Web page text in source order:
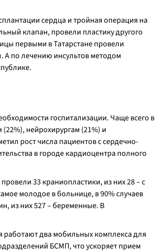
сердца и тройная операция на
клапан, провели пластику другого
первыми в Татарстане провели
А по лечению инсультов методом
госпитализации. Чаще всего в
нейрохирургам (21%) и
рост числа пациентов с сердечно-
в городе кардиоцентра полного
33 краниопластики, из них 28 – с
молодое в больнице, в 90% случаев
из них 527 – беременные. В
два мобильных комплекса для
БСМП, что ускоряет прием